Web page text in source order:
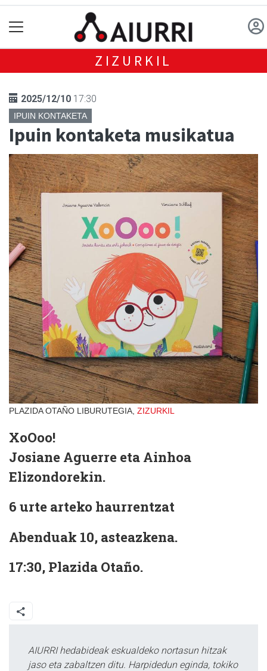
ZIZURKIL
2025/12/10 17:30
IPUIN KONTAKETA
Ipuin kontaketa musikatua
PLAZIDA OTAÑO LIBURUTEGIA, ZIZURKIL
XoOoo!
Josiane Aguerre eta Ainhoa
Elizondorekin.
6 urte arteko haurrentzat
Abenduak 10, asteazkena.
17:30, Plazida Otaño.
AIURRI hedabideak eskualdeko nortasun hitzak
jaso eta zabaltzen ditu. Harpidedun eginda, tokiko